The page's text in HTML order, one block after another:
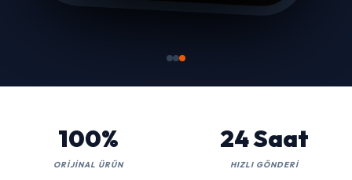
100%
ORIJINAL ÜRÜN
24 Saat
HIZLI GÖNDERI